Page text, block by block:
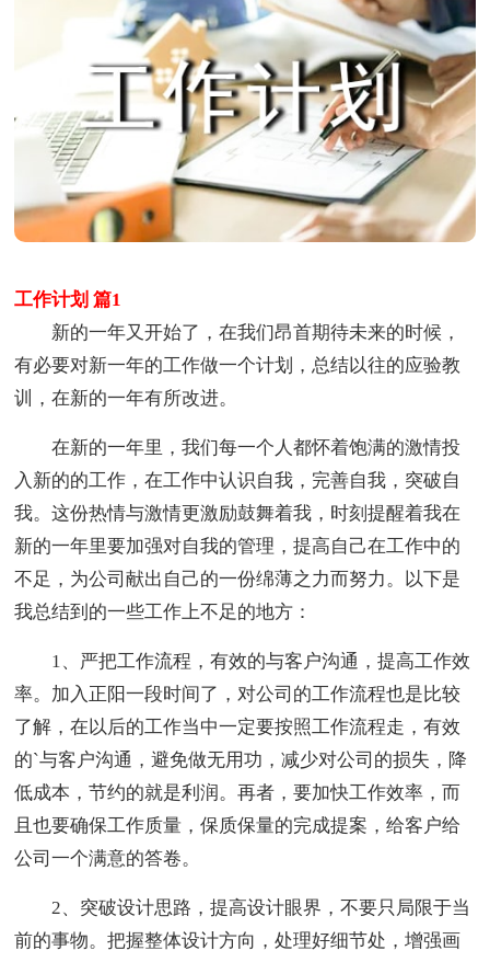
工作计划 篇1
新的一年又开始了，在我们昂首期待未来的时候，
有必要对新一年的工作做一个计划，总结以往的应验教
训，在新的一年有所改进。
在新的一年里，我们每一个人都怀着饱满的激情投
入新的的工作，在工作中认识自我，完善自我，突破自
我。这份热情与激情更激励鼓舞着我，时刻提醒着我在
新的一年里要加强对自我的管理，提高自己在工作中的
不足，为公司献出自己的一份绵薄之力而努力。以下是
我总结到的一些工作上不足的地方：
1、严把工作流程，有效的与客户沟通，提高工作效
率。加入正阳一段时间了，对公司的工作流程也是比较
了解，在以后的工作当中一定要按照工作流程走，有效
的`与客户沟通，避免做无用功，减少对公司的损失，降
低成本，节约的就是利润。再者，要加快工作效率，而
且也要确保工作质量，保质保量的完成提案，给客户给
公司一个满意的答卷。
2、突破设计思路，提高设计眼界，不要只局限于当
前的事物。把握整体设计方向，处理好细节处，增强画